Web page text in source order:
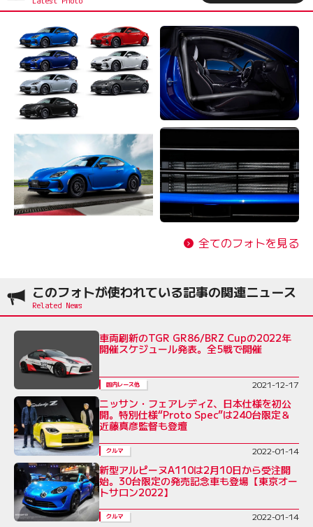
全てのフォトを見る
このフォトが使われている記事の関連ニュース
車両刷新のTGR GR86/BRZ Cupの2022年
開催スケジュール発表。全5戦で開催
国内レース他 2021-12-17
ニッサン・フェアレディZ、日本仕様を初公
開。特別仕様“Proto Spec”は240台限定＆
近藤真彦監督も登壇
クルマ 2022-01-14
新型アルピーヌA110は2月10日から受注開
始。30台限定の発売記念車も登場【東京オー
トサロン2022】
クルマ 2022-01-14